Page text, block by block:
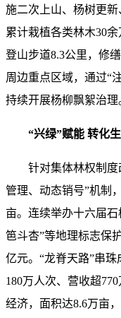
施二次上山、杨树更新
累计栽植各类林木30
登山步道8.3公里，修
周边重点区域，通过“
持续开展杨柳飘絮治理
“兴绿”赋能 转化
针对集体林权制
管理、动态销号”机制
亩。连续举办十六届
笆斗杏”等地理标志保
亿元。“龙脊天路”串
180万人次、营收超
经济，面积达8.6万亩